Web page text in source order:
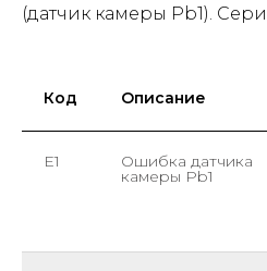
(датчик камеры Pb1).
Код Описание
E1 Ошибка датчика
камеры Pb1